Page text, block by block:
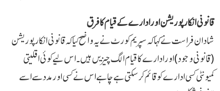
قانونی انکارپوریشن اور ادارے کے قیام کا فرق
شادان فراست نے کہا کہ سپریم کورٹ نے یہ واضح کیا کہ قانونی انکارپوریشن
(قانونی وجود) اور ادارے کا قیام الگ چیزیں ہیں۔ اس لیے کوئی اقلیتی
کمیونٹی کسی ادارے کو قائم کر سکتی ہے چاہے اس نے کسی اور مدد سے اسے